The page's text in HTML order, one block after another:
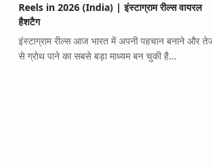
Reels in 2026 (India) | इंस्टाग्राम रील्स वायरल
हैशटैग
इंस्टाग्राम रील्स आज भारत में अपनी पहचान बनाने और
से ग्रोथ पाने का सबसे बड़ा माध्यम बन चुकी है…